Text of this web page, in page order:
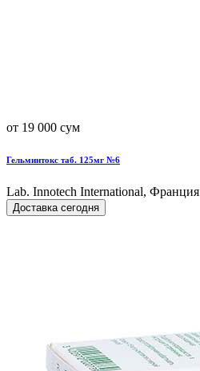
от 19 000 сум
Гельминтокс таб. 125мг №6
Lab. Innotech International, Франция
Доставка сегодня